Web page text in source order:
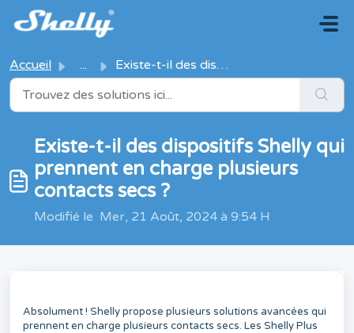
Passer au contenu principal
Accueil ... Existe-t-il des dispositifs Shelly qui prennent en charge...
Existe-t-il des dispositifs Shelly qui
prennent en charge plusieurs
contacts secs ?
Modifié le Mer, 21 Août, 2024 à 9:54 H
Absolument ! Shelly propose plusieurs solutions avancées qui
prennent en charge plusieurs contacts secs. Les Shelly Plus